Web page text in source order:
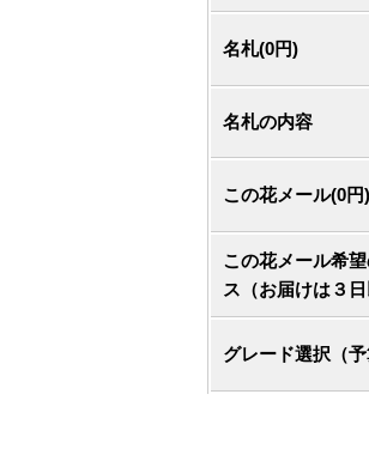
名札(0円)
名札の内容
この花メール(0
この花メール希
ス（お届けは３日
グレード選択（予